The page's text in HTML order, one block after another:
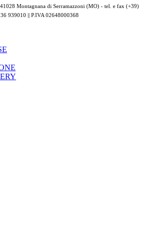
Montagnana di Serramazzoni (MO) - tel. e fax (+39)
939010 || P.IVA 02648000368